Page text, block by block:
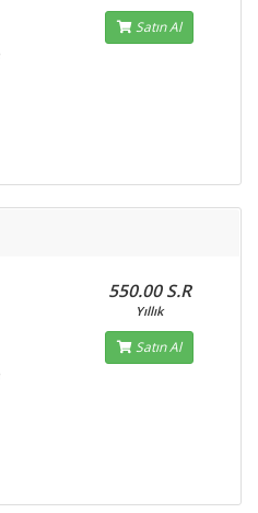
Satın Al
550.00 S.R
Yıllık
Satın Al